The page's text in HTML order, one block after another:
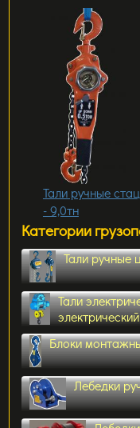
Тали ручные
- 9,0тн
Категории
Тали ручные
Тали
электрический
Блоки
Лебедки